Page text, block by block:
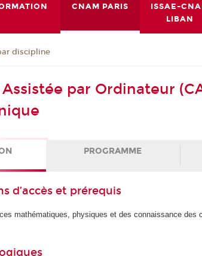
CNAM PARIS
ISSAE-
LIBAN
discipline
par Ordinateur
PROGRAMME
d’accès et prérequis
mathématiques, physiques et des connaissance